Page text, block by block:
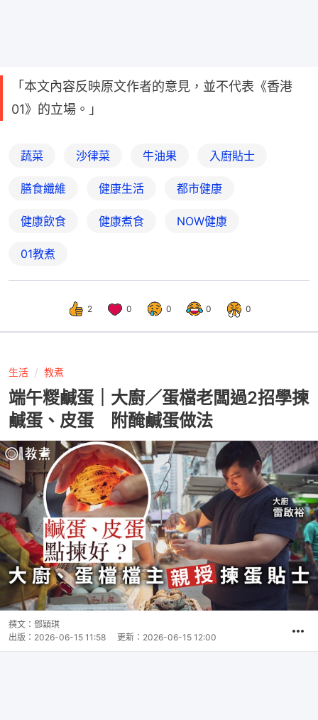
「本文內容反映原文作者的意見，並不代表《香港
01》的立場。」
蔬菜 沙律菜 牛油果 入廚貼士
膳食纖維 健康生活 都市健康
健康飲食 健康煮食 NOW健康
01教煮
2 0 0 0 0
生活 教煮
端午糉鹹蛋｜大廚／蛋檔老闆過2招學揀
鹹蛋、皮蛋 附醃鹹蛋做法
撰文： 鄧穎琪
出版： 2026-06-15 11:58 更新： 2026-06-15 12:00